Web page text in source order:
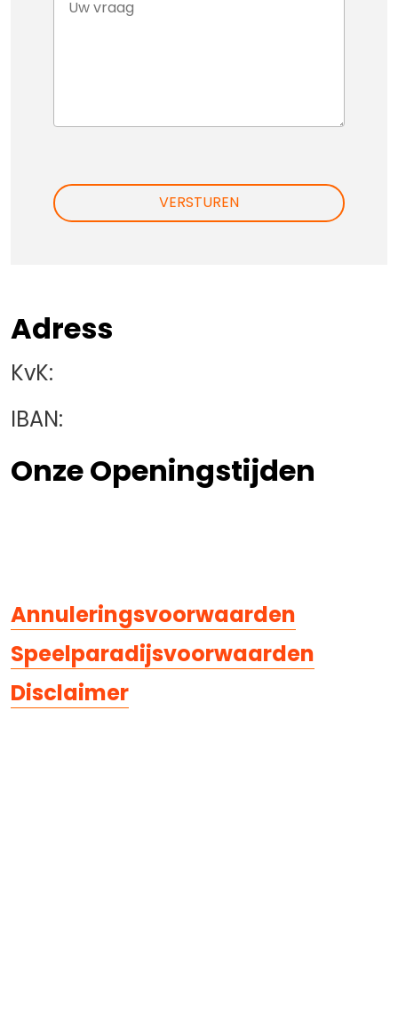
VERSTUREN
Adress
KvK:
IBAN:
Onze Openingstijden
Annuleringsvoorwaarden
Speelparadijsvoorwaarden
Disclaimer